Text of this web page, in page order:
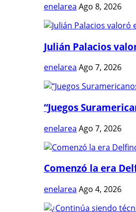
enelarea Ago 8, 2026
Julián Palacios
enelarea Ago 7, 2026
“Juegos
enelarea Ago 7, 2026
Comenzó la era
enelarea Ago 4, 2026